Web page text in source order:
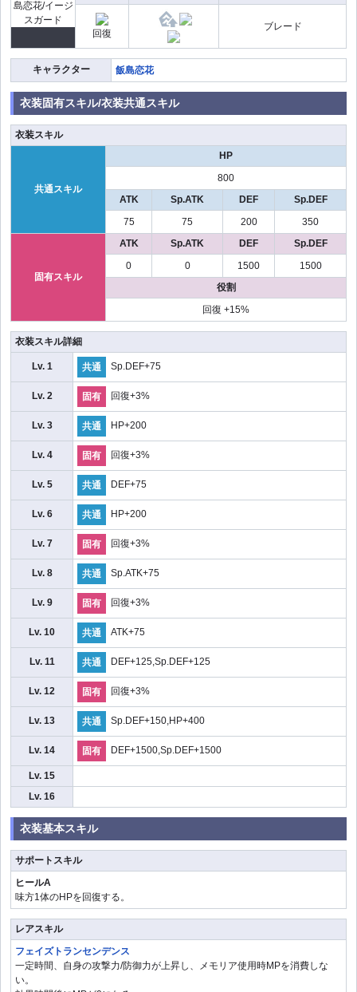
回復
ブレード
キャラクター 飯島恋花
衣装固有スキル/衣装共通スキル
衣装スキル
共通スキル
HP
800
ATK
Sp.ATK DEF
Sp.DEF
75
75 200 350
固有スキル
ATK Sp.ATK DEF
Sp.DEF
0
0 1500
1500
役割
回復 +15%
衣装スキル詳細
Lv. 1 共通 Sp.DEF+75
Lv. 2 固有 回復+3%
Lv. 3 共通 HP+200
Lv. 4 固有 回復+3%
Lv. 5 共通 DEF+75
Lv. 6 共通 HP+200
Lv. 7 固有 回復+3%
Lv. 8 共通 Sp.ATK+75
Lv. 9 固有 回復+3%
Lv. 10 共通 ATK+75
Lv. 11 共通 DEF+125,Sp.DEF+125
Lv. 12 固有 回復+3%
Lv. 13 共通 Sp.DEF+150,HP+400
Lv. 14 固有 DEF+1500,Sp.DEF+1500
Lv. 15
Lv. 16
衣装基本スキル
サポートスキル
ヒールA
味方1体のHPを回復する。
レアスキル
フェイズトランセンデンス
一定時間、自身の攻撃力/防御力が上昇し、メモリア使用時MPを消費しな
い。